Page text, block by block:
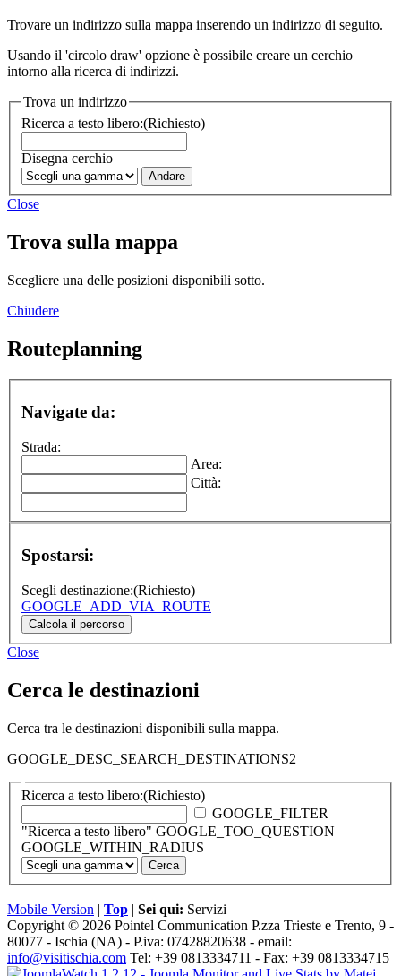
Trovare un indirizzo sulla mappa inserendo un indirizzo di seguito.
Usando il 'circolo draw' opzione è possibile creare un cerchio
intorno alla ricerca di indirizzi.
Trova un indirizzo
Ricerca a testo libero:(Richiesto)
Disegna cerchio
Close
Trova sulla mappa
Scegliere una delle posizioni disponibili sotto.
Chiudere
Routeplanning
Navigate da:
Strada:
Area:
Città:
Spostarsi:
Scegli destinazione:(Richiesto)
GOOGLE_ADD_VIA_ROUTE
Close
Cerca le destinazioni
Cerca tra le destinazioni disponibili sulla mappa.
GOOGLE_DESC_SEARCH_DESTINATIONS2
Ricerca a testo libero:(Richiesto)
GOOGLE_FILTER
"Ricerca a testo libero" GOOGLE_TOO_QUESTION
GOOGLE_WITHIN_RADIUS
Mobile Version | Top | Sei qui: Servizi
Copyright © 2026 Pointel Communication P.zza Trieste e Trento, 9 -
80077 - Ischia (NA) - P.iva: 07428820638 - email:
info@visitischia.com Tel: +39 0813334711 - Fax: +39 0813334715